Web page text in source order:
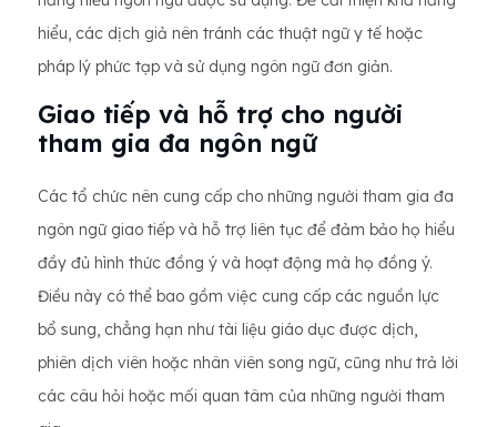
hiểu, các dịch giả nên tránh các thuật ngữ y tế hoặc
pháp lý phức tạp và sử dụng ngôn ngữ đơn giản.
Giao tiếp và hỗ trợ cho người
tham gia đa ngôn ngữ
Các tổ chức nên cung cấp cho những người tham gia đa
ngôn ngữ giao tiếp và hỗ trợ liên tục để đảm bảo họ hiểu
đầy đủ hình thức đồng ý và hoạt động mà họ đồng ý.
Điều này có thể bao gồm việc cung cấp các nguồn lực
bổ sung, chẳng hạn như tài liệu giáo dục được dịch,
phiên dịch viên hoặc nhân viên song ngữ, cũng như trả lời
các câu hỏi hoặc mối quan tâm của những người tham